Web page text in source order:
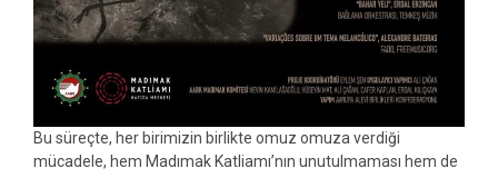
Bu süreçte, her birimizin birlikte omuz omuza verdiği
mücadele, hem Madımak Katliamı’nın unutulmaması hem de